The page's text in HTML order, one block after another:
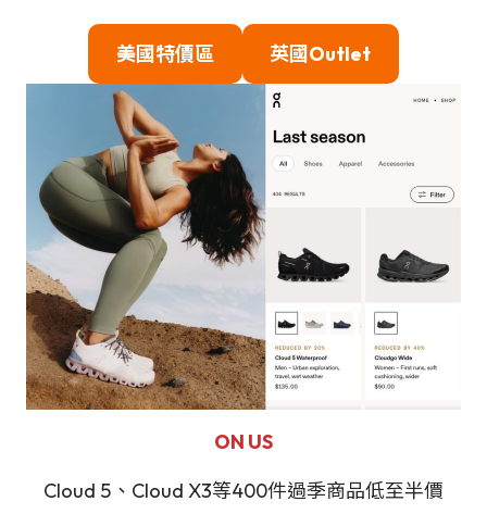
美國特價區 英國Outlet
ON US
Cloud 5、Cloud X3等400件過季商品低至半價